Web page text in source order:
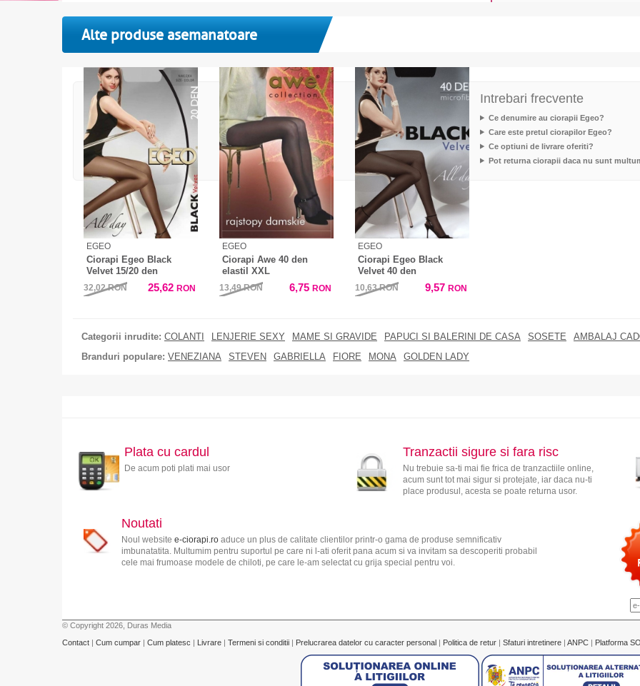
Alte produse asemanatoare
EGEO
Ciorapi Egeo Black
Velvet 15/20 den
32,02RON 25,62 RON
EGEO
Ciorapi Awe 40 den
elastil XXL
13,49RON 6,75 RON
EGEO
Ciorapi Egeo Black
Velvet 40 den
10,63RON 9,57 RON
Categorii inrudite: COLANTI LENJERIE SEXY MAME SI GRAVIDE PAPUCI SI BALERINI DE CASA SOSETE
AMBALAJ
Branduri populare: VENEZIANA STEVEN GABRIELLA FIORE MONA GOLDEN LADY
Intrebari frecvente
Ce denumire au ciorapii Egeo?
Care este pretul ciorapilor Egeo?
Ce optiuni de livrare oferiti?
Pot returna ciorapii daca nu sunt
Plata cu cardul
De acum poti plati mai usor
Tranzactii sigure si fara risc
Nu trebuie sa-ti mai fie frica de tranzactiile online,
acum sunt tot mai sigur si protejate, iar daca nu-ti
place produsul, acesta se poate returna usor.
Noutati
Noul website e-ciorapi.roaduce un plus de calitate clientilor printr-o gama de produse semnificativ
imbunatatita. Multumim pentru suportul pe care ni l-ati oferit pana acum si va invitam sa descoperiti probabil
cele mai frumoase modele de chiloti, pe care le-am selectat cu grija special pentru voi.
© Copyright 2026, Duras Media
Contact | Cum cumpar | Cum platesc | Livrare | Termeni si conditii | Prelucrarea datelor cu caracter personal | Politica de retur | Sfaturi intretinere | ANPC | Platforma